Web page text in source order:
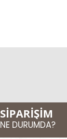
SİPARİŞİM
NE DURUMDA?